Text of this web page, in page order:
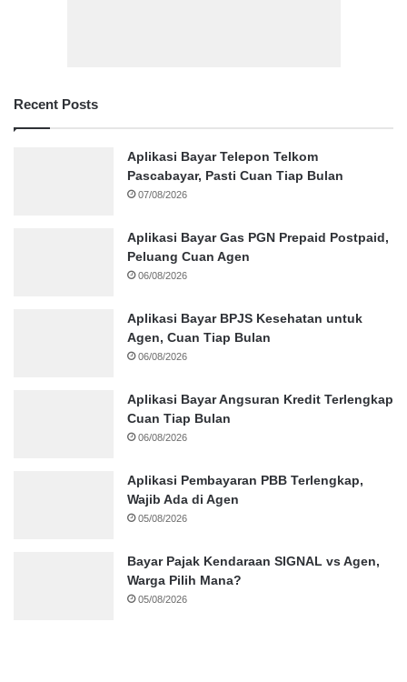
Recent Posts
Aplikasi Bayar Telepon Telkom
Pascabayar, Pasti Cuan Tiap Bulan
07/08/2026
Aplikasi Bayar Gas PGN Prepaid Postpaid,
Peluang Cuan Agen
06/08/2026
Aplikasi Bayar BPJS Kesehatan untuk
Agen, Cuan Tiap Bulan
06/08/2026
Aplikasi Bayar Angsuran Kredit Terlengkap
Cuan Tiap Bulan
06/08/2026
Aplikasi Pembayaran PBB Terlengkap,
Wajib Ada di Agen
05/08/2026
Bayar Pajak Kendaraan SIGNAL vs Agen,
Warga Pilih Mana?
05/08/2026